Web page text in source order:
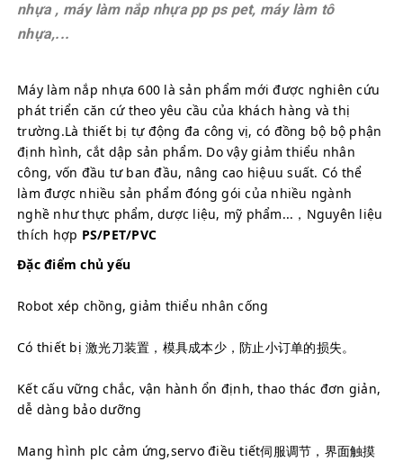
nhựa , máy làm nắp nhựa pp ps pet, máy làm tô
nhựa,...
Máy làm nắp nhựa 600 là sản phẩm mới được nghiên cứu
phát triển căn cứ theo yêu cầu của khách hàng và thị
trường.Là thiết bị tự động đa công vị, có đồng bộ bộ phận
định hình, cắt dập sản phẩm. Do vậy giảm thiểu nhân
công, vốn đầu tư ban đầu, nâng cao hiệuu suất. Có thể
làm được nhiều sản phẩm đóng gói của nhiều ngành
nghề như thực phẩm, dược liệu, mỹ phẩm...，Nguyên liệu
thích hợp PS/PET/PVC
Đặc điểm chủ yếu
Robot xép chồng, giảm thiểu nhân cống
Có thiết bị 激光刀装置，模具成本少，防止小订单的损失。
Kết cấu vững chắc, vận hành ổn định, thao thác đơn giản,
dễ dàng bảo dưỡng
Mang hình plc cảm ứng,servo điều tiết伺服调节，界面触摸